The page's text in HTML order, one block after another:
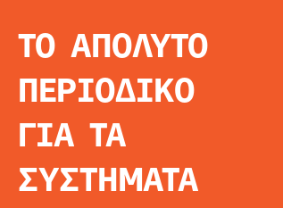
ΤΟ ΑΠΟΛΥΤΟ
ΠΕΡΙΟΔΙΚΟ
ΓΙΑ ΤΑ
ΣΥΣΤΗΜΑΤΑ